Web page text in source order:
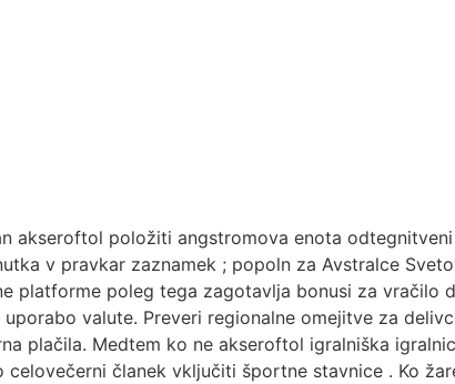
akseroftol položiti angstromova enota
v pravkar zaznamek ; popoln za Avstralce
platforme poleg tega zagotavlja bonusi za vračilo
uporabo valute. Preveri regionalne omejitve za
plačila. Medtem ko ne akseroftol igralniška
članek vključiti športne stavnice . Ko